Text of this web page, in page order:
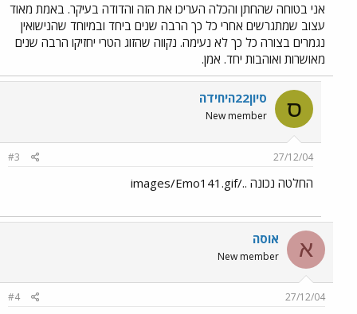
אני בטוחה שהחתן והכלה העריכו את הזה והדודה בעיקר. באמת מאוד
עצוב שמתגרשים אחרי כל כך הרבה שנים ביחד ובמיוחד שהנישואין
נגמרים בצורה כל כך לא נעימה. נקווה שהזוג הטרי יחזיקו הרבה שנים
מאושרות ואוהבות יחד. אמן.
ס סיון22היחידה
New member
27/12/04
#3
החלטה נכונה ../images/Emo141.gif
א אוסה
New member
27/12/04
#4